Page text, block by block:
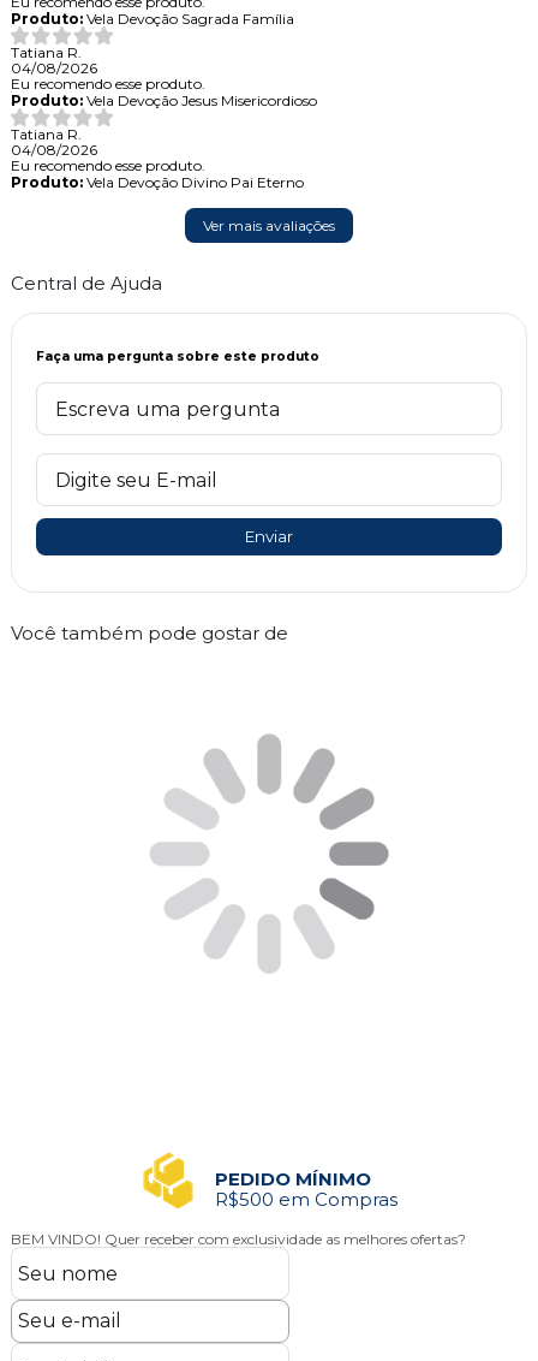
Produto:Vela Devoção Sagrada Família
Tatiana R.
04/08/2026
Eu recomendo esse produto.
Produto:Vela Devoção Jesus Misericordioso
Tatiana R.
04/08/2026
Eu recomendo esse produto.
Produto:Vela Devoção Divino Pai Eterno
Ver mais avaliações
Central de Ajuda
Faça uma pergunta sobre este produto
Enviar
Você também pode gostar de
PEDIDO MÍNIMO
R$500 em Compras
BEM VINDO! Quer receber com exclusividade as melhores ofertas?